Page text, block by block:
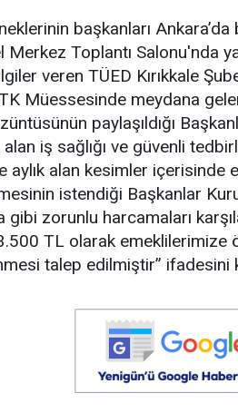
başkanları
Merkez Toplantı Salonu'nda
veren TÜED Kırıkkale
Müessesinde meydana
paylaşıldığı
alan iş sağlığı ve güvenli
aylık alan kesimler içerisinde
istendiği Başkanlar
gibi zorunlu harcamaları
TL olarak emeklilerimize
talep edilmiştir” ifadesini